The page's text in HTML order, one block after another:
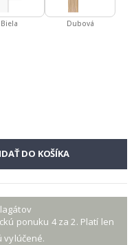
Biela Dubová
DO KOŠÍKA
ponuku 4 za 2. Platí len
vylúčené.